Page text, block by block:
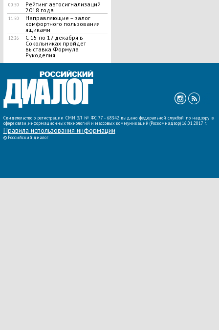
00:50
Рейтинг автосигнализаций
2018 года
11:50
Направляющие – залог
комфортного пользования
ящиками
12:26
С 15 по 17 декабря в
Сокольниках пройдет
выставка Формула
Рукоделия
Свидетельство о регистрации СМИ ЭЛ № ФС 77 - 68342 выдано федеральной службой по надзору в
сфере связи, информационных технологий и массовых коммуникаций (Роскомнадзор) 16.01.2017 г.
Правила использования информации
© Российский диалог